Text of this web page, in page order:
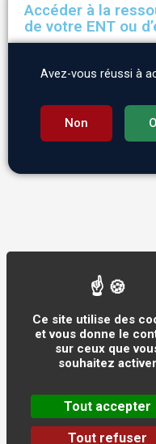
Accéder à la
de votre ENT ou
Avez-vous réussi à
Non
Tralalere © 2026
Ce site utilise des
et vous donne le
sur ceux que
souhaitez activer
Tout accepter
Tout refuser